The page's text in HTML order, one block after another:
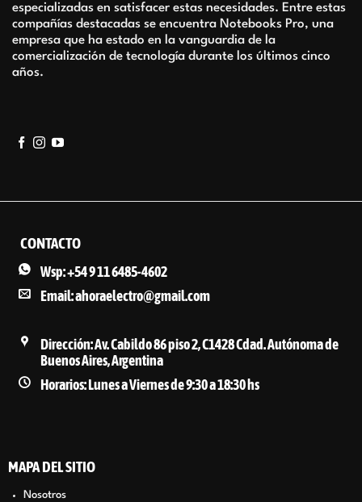
especializadas en satisfacer estas necesidades. Entre estas
compañías destacadas se encuentra Notebooks Pro, una
empresa que ha estado en la vanguardia de la
comercialización de tecnología durante los últimos cinco
años.
CONTACTO
Wsp: +54 9 11 6485-4602
Email: ahoraelectro@gmail.com
Dirección: Av. Cabildo 86 piso 2, C1428 Cdad. Autónoma de
Buenos Aires, Argentina
Horarios: Lunes a Viernes de 9:30 a 18:30 hs
MAPA DEL SITIO
Nosotros